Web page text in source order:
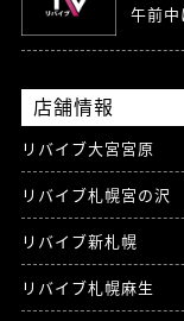
午前
店舗情報
リバイブ大宮宮原
リバイブ札幌宮の沢
リバイブ新札幌
リバイブ札幌麻生